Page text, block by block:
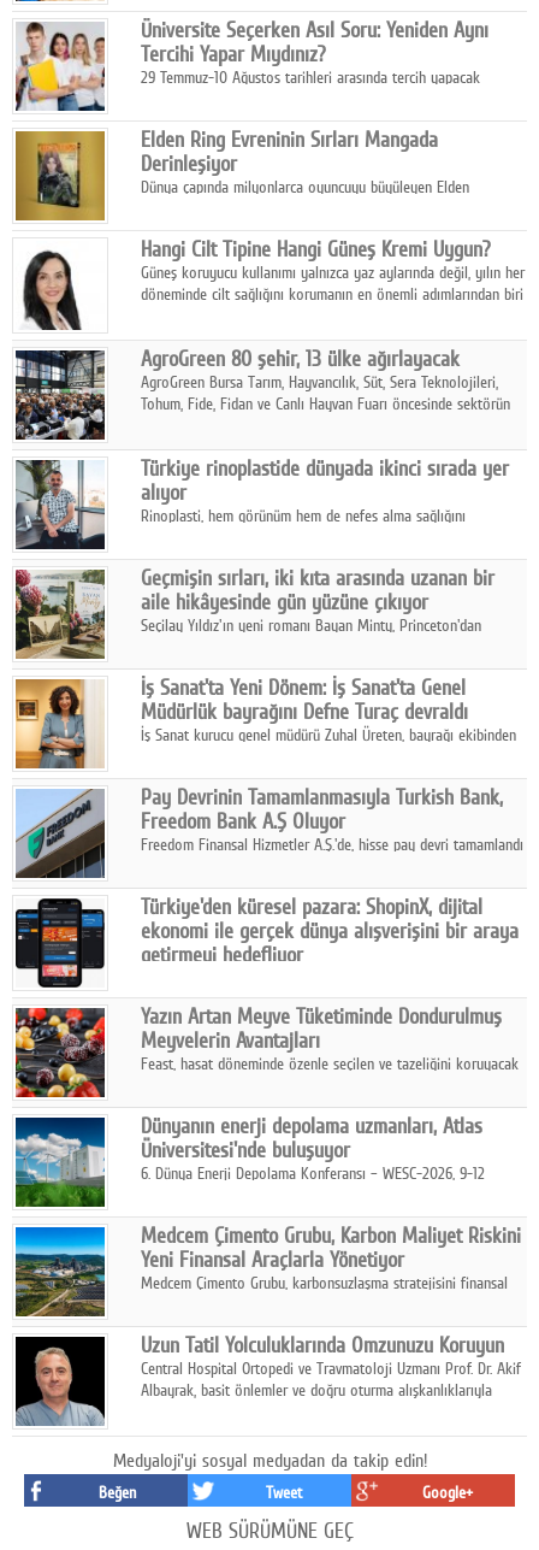
temizlik sağlayan, çevreye duyarlı bitkisel içerikli ürünleri tercih
ediyor.
Üniversite Seçerken Asıl Soru: Yeniden Aynı
Tercihi Yapar Mıydınız?
29 Temmuz-10 Ağustos tarihleri arasında tercih yapacak
Elden Ring Evreninin Sırları Mangada
Derinleşiyor
Dünya çapında milyonlarca oyuncuyu büyüleyen Elden
aksiyonu ve karanlık fantastik atmosferi bir araya getirmeyi
sürdürüyor.
Hangi Cilt Tipine Hangi Güneş Kremi Uygun?
Güneş koruyucu kullanımı yalnızca yaz aylarında değil, yılın her
döneminde cilt sağlığını korumanın en önemli adımlarından biri
AgroGreen 80 şehir, 13 ülke ağırlayacak
AgroGreen Bursa Tarım, Hayvancılık, Süt, Sera Teknolojileri,
Tohum, Fide, Fidan ve Canlı Hayvan Fuarı öncesinde sektörün
Türkiye rinoplastide dünyada ikinci sırada yer
alıyor
Rinoplasti, hem görünüm hem de nefes alma sağlığını
biri konumunda.
Geçmişin sırları, iki kıta arasında uzanan bir
aile hikâyesinde gün yüzüne çıkıyor
Seçilay Yıldız'ın yeni romanı Bayan Minty, Princeton'dan
katmanlı bir aile hikâyesi anlatıyor.
İş Sanat'ta Yeni Dönem: İş Sanat'ta Genel
Müdürlük bayrağını Defne Turaç devraldı
İş Sanat kurucu genel müdürü Zuhal Üreten, bayrağı ekibinden
Pay Devrinin Tamamlanmasıyla Turkish Bank,
Freedom Bank A.Ş Oluyor
Freedom Finansal Hizmetler A.Ş.'de, hisse pay devri tamamlandı
Turkish Bank'ın ticaret unvanının “Freedom Bank A.Ş.” olmasına
karar verildi.
Türkiye'den küresel pazara: ShopinX, dijital
ekonomi ile gerçek dünya alışverişini bir araya
getirmeyi hedefliyor
ekonomi ile gerçek dünya alışveriş deneyimi arasında köprü
kurmayı hedefleyen vizyonuyla uluslararası pazarlara açılıyor.
Yazın Artan Meyve Tüketiminde Dondurulmuş
Meyvelerin Avantajları
Feast, hasat döneminde özenle seçilen ve tazeliğini koruyacak
pratik, güvenilir ve lezzetli bir alternatif sunuyor.
Dünyanın enerji depolama uzmanları, Atlas
Üniversitesi'nde buluşuyor
6. Dünya Enerji Depolama Konferansı – WESC-2026, 9-12
sahipliğinde gerçekleştirilecek.
Medcem Çimento Grubu, Karbon Maliyet Riskini
Yeni Finansal Araçlarla Yönetiyor
Medcem Çimento Grubu, karbonsuzlaşma stratejisini finansal
Uzun Tatil Yolculuklarında Omzunuzu Koruyun
Central Hospital Ortopedi ve Travmatoloji Uzmanı Prof. Dr. Akif
Albayrak, basit önlemler ve doğru oturma alışkanlıklarıyla
Medyaloji'yi sosyal medyadan da takip edin!
Beğen Tweet Google+
WEB SÜRÜMÜNE GEÇ